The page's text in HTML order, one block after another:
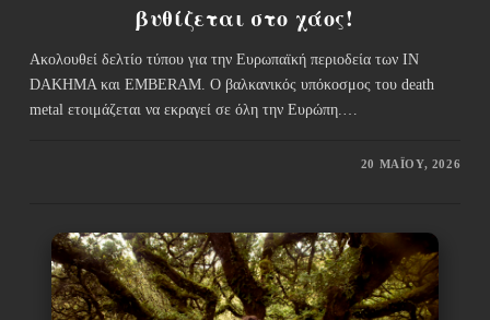
βυθίζεται στο χάος!
Ακολουθεί δελτίο τύπου για την Ευρωπαϊκή περιοδεία των IN
DAKHMA και EMBERAM. Ο βαλκανικός υπόκοσμος του death
metal ετοιμάζεται να εκραγεί σε όλη την Ευρώπη.…
20 ΜΑΪ́ΟΥ, 2026